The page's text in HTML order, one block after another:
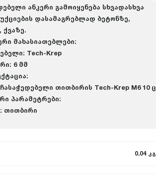
ანკერი გამოიყენება სხვადასხვა
დასამაგრებლად ბეტონზე,
ქვაზე.
მახასიათებლები:
Tech-Krep
6 მმ
თითბირის Tech-Krep M6 10 ც
პარამეტრები:
თითბირი
0.04 კგ